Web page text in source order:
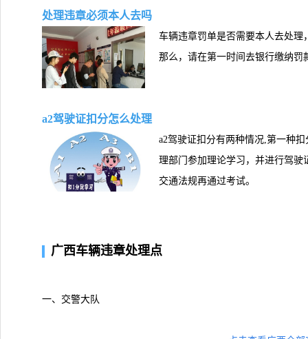
处理违章必须本人去吗
车辆违章罚单是否需要本人去处
那么，请在第一时间去银行缴纳
a2驾驶证扣分怎么处理
a2驾驶证扣分有两种情况,第一种
理部门参加理论学习，并进行驾驶
交通法规再通过考试。
广西车辆违章处理点
一、交警大队